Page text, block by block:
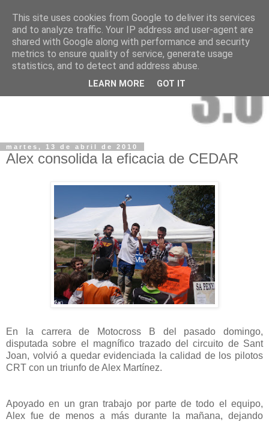
martes, 13 de abril de 2010
Alex consolida la eficacia de CEDAR
En la carrera de Motocross B del pasado domingo,
disputada sobre el magnífico trazado del circuito de Sant
Joan, volvió a quedar evidenciada la calidad de los pilotos
CRT con un triunfo de Alex Martínez.
Apoyado en un gran trabajo por parte de todo el equipo,
Alex fue de menos a más durante la mañana, dejando
This site uses cookies from Google to deliver its services
and to analyze traffic. Your IP address and user-agent are
shared with Google along with performance and security
metrics to ensure quality of service, generate usage
statistics, and to detect and address abuse.
LEARN MORE GOT IT